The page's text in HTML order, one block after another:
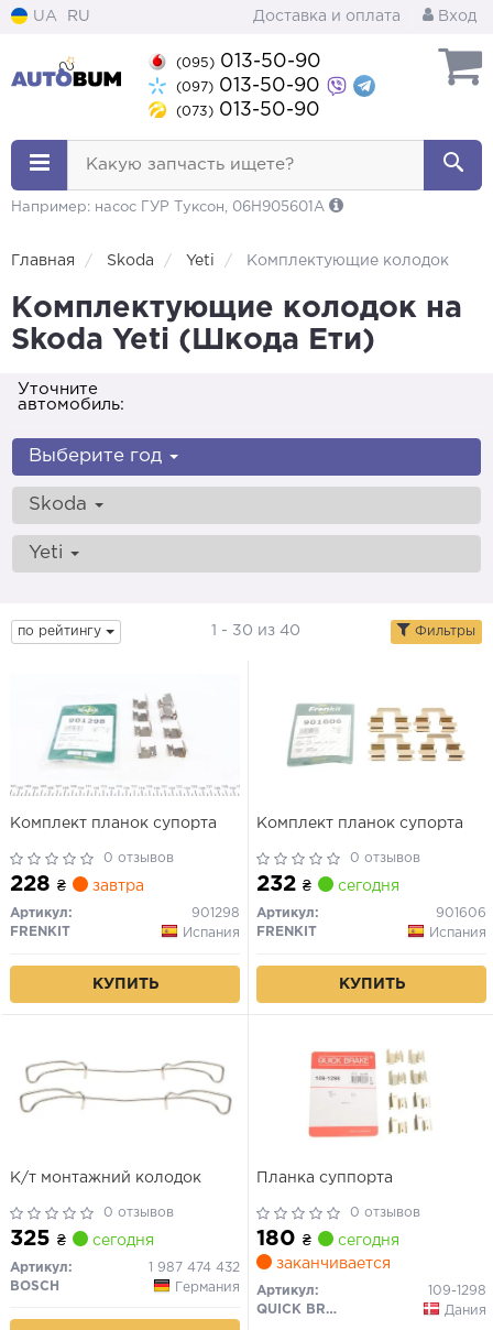
UA RU Доставка и оплата Вход
(095) 013-50-90
(097) 013-50-90
(073) 013-50-90
Какую запчасть ищете?
Например: насос ГУР Туксон, 06H905601A
Главная Skoda Yeti Комплектующие колодок
Комплектующие колодок на
Skoda Yeti (Шкода Ети)
Уточните
автомобиль:
Выберите год
Skoda
Yeti
по рейтингу 1 - 30 из 40 Фильтры
Комплект планок супорта
0 отзывов
228 ₴ завтра
Артикул:
901298
FRENKIT
Испания
КУПИТЬ
Комплект планок супорта
0 отзывов
232 ₴ сегодня
Артикул:
901606
FRENKIT
Испания
КУПИТЬ
К/т монтажний колодок
0 отзывов
325 ₴ сегодня
Артикул:
1 987 474 432
BOSCH
Германия
Планка суппорта
0 отзывов
180 ₴
сегодня
заканчивается
Артикул:
109-1298
QUICK BRAKE
Дания